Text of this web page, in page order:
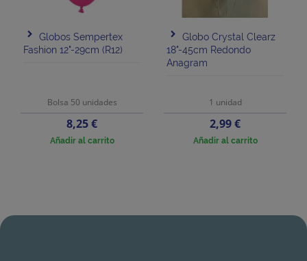
Globos Sempertex
Fashion 12"-29cm (R12)
Bolsa 50 unidades
Precio
8,25 €
Añadir al carrito
Globo Crystal Clearz
18"-45cm Redondo
Anagram
1 unidad
Precio
2,99 €
Añadir al carrito